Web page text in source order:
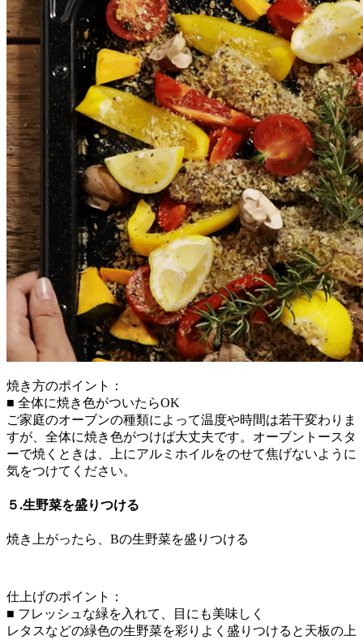
焼き方のポイント：
■ 全体に焼き色がついたらOK
ご家庭のオーブンの種類によって温度や時間は若干変わりま
すが、全体に焼き色がつけば大丈夫です。オーブントースタ
ーで焼くときは、上にアルミホイルをのせて焦げないように
気をつけてください。
５.生野菜を盛りつける
焼き上がったら、Bの生野菜を盛りつける
仕上げのポイント：
■ フレッシュな緑を入れて、目にも美味しく
レタスなどの緑色の生野菜を彩りよく盛りつけると天板の上